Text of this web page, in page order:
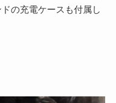
の充電ケースも付属し